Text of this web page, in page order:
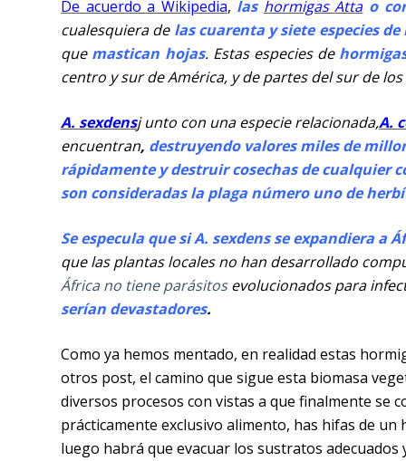
De acuerdo a Wikipedia, las hormigasAttao
cualesquiera de las cuarenta y siete especies
que mastican hojas. Estas especies de
centro y sur de América, y de partes del sur de
A. sexdensj unto con una especie relacionada,A.
encuentran, destruyendo valores miles de
rápidamente y destruir cosechas de cualquier
son consideradas la plaga número uno de
Se especula que si A. sexdens se expandiera
que las plantas locales no han desarrollado
África no tiene parásitosevolucionados para
serían devastadores.
Como ya hemos mentado, en realidad estas
otros post, el camino que sigue esta biomasa
diversos procesos con vistas a que finalmente
prácticamente exclusivo alimento, has hifas de
luego habrá que evacuar los sustratos